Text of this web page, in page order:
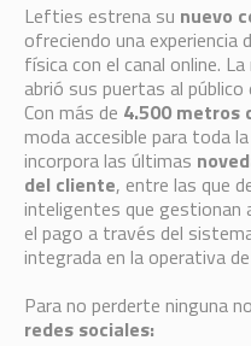
Lefties estrena su nuevo
ofreciendo una experiencia
física con el canal online.
abrió sus puertas al
Con más de 4.500 metros
moda accesible para toda
incorpora las últimas
del cliente, entre las que
inteligentes que
el pago a través del
integrada en la operativa
Para no perderte ninguna
redes sociales: